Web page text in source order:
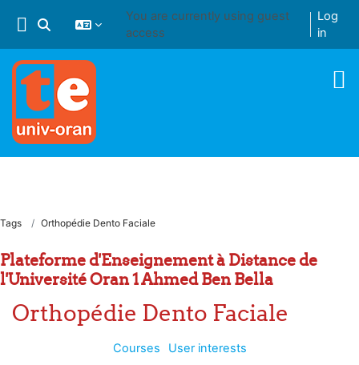
Toggle search input
You are currently using guest
access
Log
in
Tags Orthopédie Dento Faciale
Plateforme d'Enseignement à Distance de
l'Université Oran 1 Ahmed Ben Bella
Orthopédie Dento Faciale
Courses User interests